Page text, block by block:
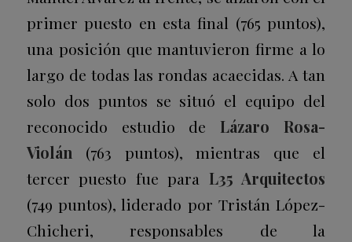
primer puesto en esta final (765 puntos),
una posición que mantuvieron firme a lo
largo de todas las rondas acaecidas. A tan
solo dos puntos se situó el equipo del
reconocido estudio de Lázaro Rosa-
Violán (763 puntos), mientras que el
tercer puesto fue para L35 Arquitectos
(749 puntos), liderado por Tristán López-
Chicheri, responsables de la